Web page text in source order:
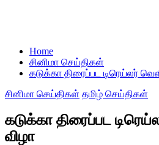
Home
சினிமா செய்திகள்
கடுக்கா திரைப்பட டிரெய்லர்
சினிமா செய்திகள் தமிழ் செய்திகள்
கடுக்கா திரைப்பட
விழா